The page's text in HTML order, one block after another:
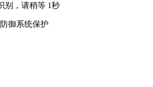
别，请稍等 1秒
御系统保护